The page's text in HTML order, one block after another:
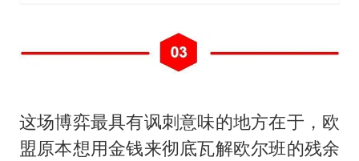
这场博弈最具有讽刺意味的地方在于，欧
盟原本想用金钱来彻底瓦解欧尔班的残余